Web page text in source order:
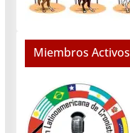
Miembros Activos